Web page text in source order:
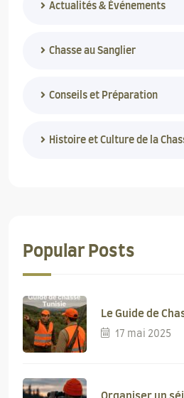
Actualités & Événements
Chasse au Sanglier
Conseils et Préparation
Histoire et Culture de la
Popular Posts
Le Guide de
17 mai 2025